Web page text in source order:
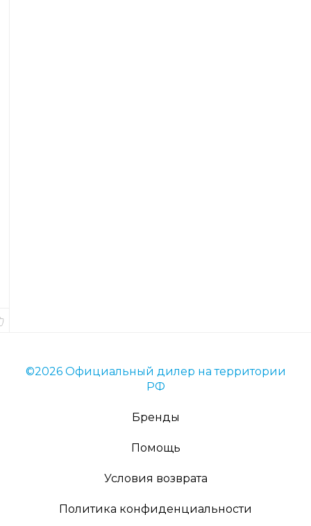
©2026 Официальный дилер на территории
РФ
Бренды
Помощь
Условия возврата
Политика конфиденциальности